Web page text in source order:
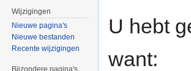
U hebt
want:
Wijzigingen
Nieuwe pagina's
Nieuwe bestanden
Recente wijzigingen